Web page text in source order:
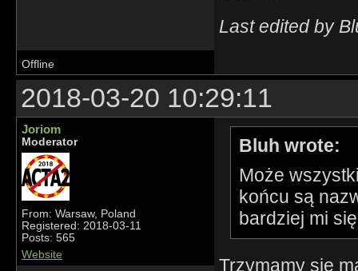
Last edited by
Offline
2018-03-20 10:29:11
Joriom
Moderator
From: Warsaw, Poland
Registered: 2018-03-11
Posts: 565
Website
Bluh wrote:
Może
końcu są
bardziej mi
Trzymamy się